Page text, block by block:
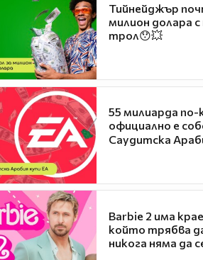
Тийнейджър
милион долара
трол😯💥
55 милиарда по-
официално е
Саудитска
Barbie 2 има
който трябва
никога няма да